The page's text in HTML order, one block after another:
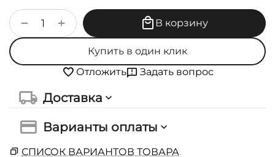
+
− В корзину
Купить в один клик
Отложить
Задать вопрос
Доставка
Варианты оплаты
СПИСОК ВАРИАНТОВ ТОВАРА